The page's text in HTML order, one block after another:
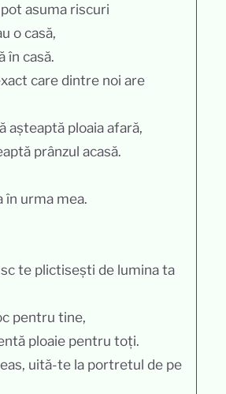
asuma riscuri
o casă,
în casă.
care dintre noi are
așteaptă ploaia afară,
prânzul acasă.
în urma mea.
te plictisești de lumina ta
pentru tine,
ploaie pentru toți.
uită-te la portretul de pe